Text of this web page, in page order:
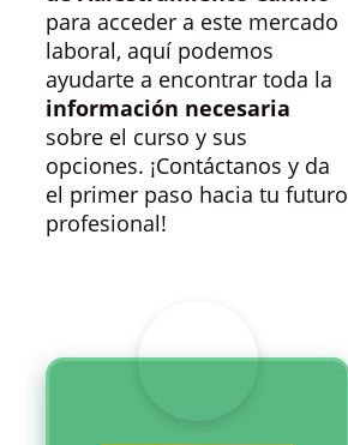
para acceder a este mercado
laboral, aquí podemos
ayudarte a encontrar toda la
información necesaria
sobre el curso y sus
opciones. ¡Contáctanos y da
el primer paso hacia tu futuro
profesional!